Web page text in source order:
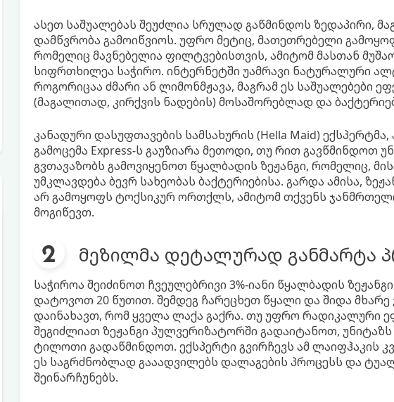
ასეთ საშუალებას შეუძლია სრულად გაწმინდოს ზედაპირი,
დამწვრობა გამოიწვიოს. უფრო მეტიც, მათეთრებელი
რომელიც მავნებელია ფილტვებისთვის, ამიტომ მასთან
სიფრთხილეა საჭირო. ინტერნეტში უამრავი ნატურალური
როგორიცაა ძმარი ან ლიმონმჟავა, მაგრამ ეს საშუალებები
(მაგალითად, კირქვის ნადების) მოსაშორებლად და
კანადური დასუფთავების სამსახურის (Hella Maid)
გამოცემა Express-ს გაუზიარა მეთოდი, თუ რით გავწმინდოთ
გვთავაზობს გამოვიყენოთ წყალბადის ზეჟანგი, რომელიც,
უმკლავდება ბევრ სახეობას ბაქტერიებისა. გარდა ამისა,
არ გამოყოფს ტოქსიკურ ორთქლს, ამიტომ თქვენს
მოგიწევთ.
მეზილმა დეტალურად განმარტა
საჭიროა შეიძინოთ ჩვეულებრივი 3%-იანი წყალბადის
დატოვოთ 20 წუთით. შემდეგ ჩარეცხეთ წყალი და შიდა მხარე
დაინახავთ, რომ ყველა ლაქა გაქრა. თუ უფრო რადიკალური
შეგიძლიათ ზეჟანგი პულვერიზატორში გადაიტანოთ,
ტილოთი გადაწმინდოთ. ექსპერტი გვირჩევს ამ ლაიფჰაკის
ეს საგრძნობლად გააადვილებს დალაგების პროცესს და
შეინარჩუნებს.